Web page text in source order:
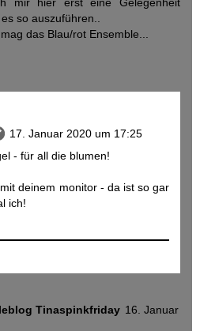
mir hier erst eine Gelegenheit
so auszuführen..
das Blau/rot Ensemble...
17. Januar 2020 um 17:25
- für all die blumen!
deinem monitor - da ist so gar
ich!
Tinaspinkfriday 16. Januar